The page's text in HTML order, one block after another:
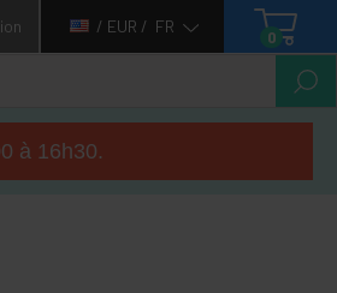
/ EUR / FR
0
à 16h30.